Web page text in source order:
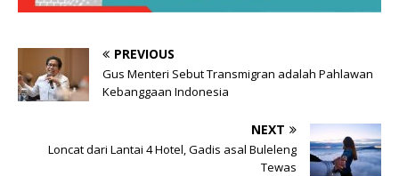
PREVIOUS
Gus Menteri Sebut Transmigran adalah Pahlawan
Kebanggaan Indonesia
NEXT
Loncat dari Lantai 4 Hotel, Gadis asal Buleleng
Tewas